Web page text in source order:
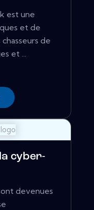
est une
et de
de
et ...
cyber-
devenues